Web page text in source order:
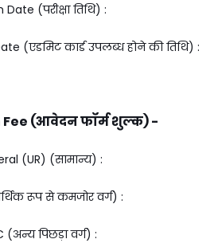
Date (परीक्षा तिथि) :
(एडमिट कार्ड उपलब्ध होने की तिथि) :
(आवेदन फॉर्म शुल्क) -
(UR) (सामान्य) :
रूप से कमजोर वर्ग) :
(अन्य पिछड़ा वर्ग) :